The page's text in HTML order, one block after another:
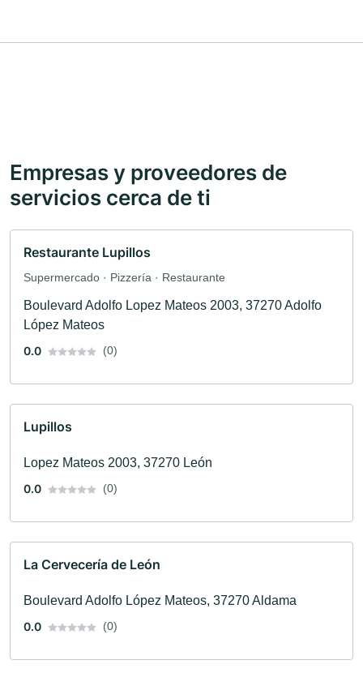
Empresas y proveedores de
servicios cerca de ti
Restaurante Lupillos
Supermercado · Pizzería · Restaurante
Boulevard Adolfo Lopez Mateos 2003, 37270 Adolfo
López Mateos
0.0
(0)
Lupillos
Lopez Mateos 2003, 37270 León
0.0
(0)
La Cervecería de León
Boulevard Adolfo López Mateos, 37270 Aldama
0.0
(0)